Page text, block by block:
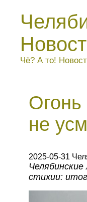
Чё? А то!
не
2025-05-31
Челябинские
стихии: